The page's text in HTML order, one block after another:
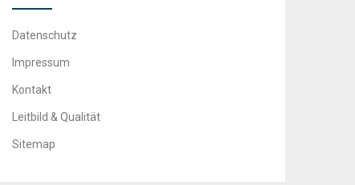
Datenschutz
Impressum
Kontakt
Leitbild & Qualität
Sitemap